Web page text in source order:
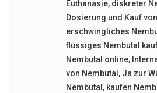
Euthanasie, diskreter
Dosierung und Kauf
erschwingliches
flüssiges Nembutal
Nembutal online,
von Nembutal , Ja zur
Nembutal , kaufen